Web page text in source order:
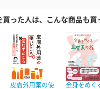
買った人は、こんな商品も買
皮膚外用薬の使
全身をめぐ